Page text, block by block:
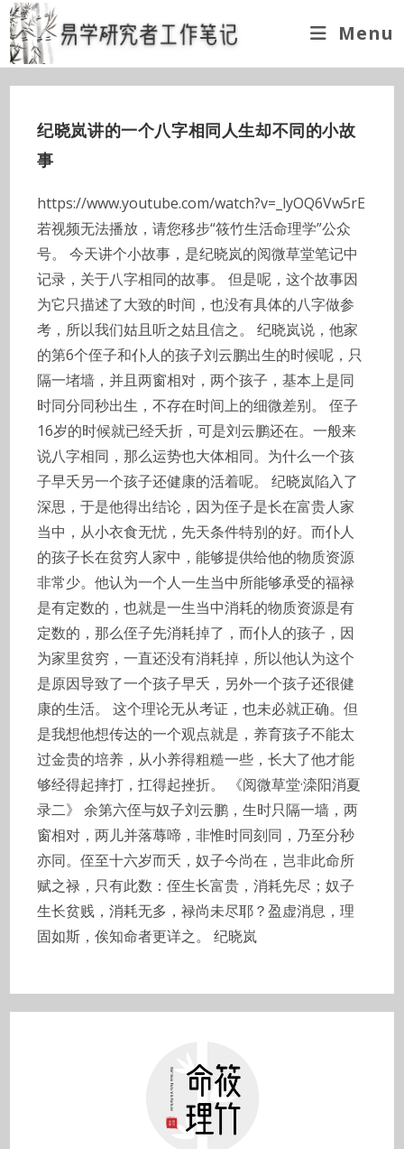
Skip
to
content
Menu
纪晓岚讲的一个八字相同人生却不同的小故
事
https://www.youtube.com/watch?v=_lyOQ6Vw5rE
若视频无法播放，请您移步“筱竹生活命理学”公众
号。 今天讲个小故事，是纪晓岚的阅微草堂笔记中
记录，关于八字相同的故事。 但是呢，这个故事因
为它只描述了大致的时间，也没有具体的八字做参
考，所以我们姑且听之姑且信之。 纪晓岚说，他家
的第6个侄子和仆人的孩子刘云鹏出生的时候呢，只
隔一堵墙，并且两窗相对，两个孩子，基本上是同
时同分同秒出生，不存在时间上的细微差别。 侄子
16岁的时候就已经夭折，可是刘云鹏还在。一般来
说八字相同，那么运势也大体相同。为什么一个孩
子早夭另一个孩子还健康的活着呢。 纪晓岚陷入了
深思，于是他得出结论，因为侄子是长在富贵人家
当中，从小衣食无忧，先天条件特别的好。而仆人
的孩子长在贫穷人家中，能够提供给他的物质资源
非常少。他认为一个人一生当中所能够承受的福禄
是有定数的，也就是一生当中消耗的物质资源是有
定数的，那么侄子先消耗掉了，而仆人的孩子，因
为家里贫穷，一直还没有消耗掉，所以他认为这个
是原因导致了一个孩子早夭，另外一个孩子还很健
康的生活。 这个理论无从考证，也未必就正确。但
是我想他想传达的一个观点就是，养育孩子不能太
过金贵的培养，从小养得粗糙一些，长大了他才能
够经得起摔打，扛得起挫折。 《阅微草堂·滦阳消夏
录二》 余第六侄与奴子刘云鹏，生时只隔一墙，两
窗相对，两儿并落蓐啼，非惟时同刻同，乃至分秒
亦同。侄至十六岁而夭，奴子今尚在，岂非此命所
赋之禄，只有此数：侄生长富贵，消耗先尽；奴子
生长贫贱，消耗无多，禄尚未尽耶？盈虚消息，理
固如斯，俟知命者更详之。 纪晓岚